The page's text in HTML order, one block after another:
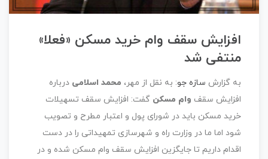
افزایش سقف وام خرید مسکن «فعلا»
منتفی شد
به گزارش سازه جو: به نقل از مهر، محمد اسلامی درباره
افزایش سقف وام مسکن گفت: افزایش سقف تسهیلات
خرید مسکن باید در شورای پول و اعتبار مطرح و تصویب
شود اما ما در وزارت راه و شهرسازی تمهیداتی را در دست
اقدام داریم تا جایگزین افزایش سقف وام مسکن شده و در